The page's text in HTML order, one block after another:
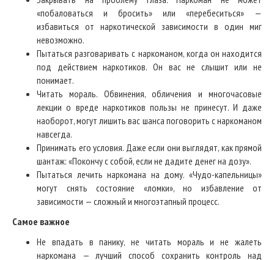
«побаловаться и бросить» или «перебеситься» —
избавиться от наркотической зависимости в один миг
невозможно.
Пытаться разговаривать с наркоманом, когда он находится
под действием наркотиков. Он вас не слышит или не
понимает.
Читать мораль. Обвинения, обличения и многочасовые
лекции о вреде наркотиков пользы не принесут. И даже
наоборот, могут лишить вас шанса поговорить с наркоманом
навсегда.
Принимать его условия. Даже если они выглядят, как прямой
шантаж: «Покончу с собой, если не дадите денег на дозу».
Пытаться лечить наркомана на дому. «Чудо-капельницы»
могут снять состояние «ломки», но избавление от
зависимости — сложный и многоэтапный процесс.
Самое важное
Не впадать в панику, не читать мораль и не жалеть
наркомана — лучший способ сохранить контроль над